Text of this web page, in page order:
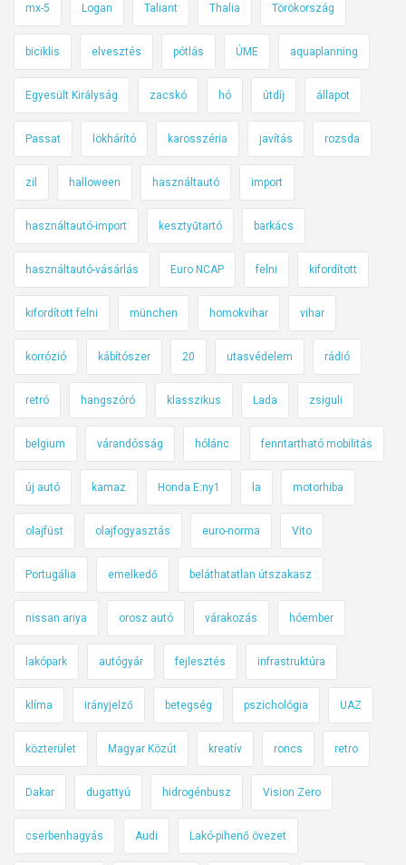
mx-5 Logan Taliant Thalia Törökország
biciklis elvesztés pótlás ÚME aquaplanning
Egyesült Királyság zacskó hó útdíj állapot
Passat lökhárító karosszéria javítás rozsda
zil halloween használtautó import
használtautó-import kesztyűtartó barkács
használtautó-vásárlás Euro NCAP felni kifordított
kifordított felni münchen homokvihar vihar
korrózió kábítószer 20 utasvédelem rádió
retró hangszóró klasszikus Lada zsiguli
belgium várandósság hólánc fenntartható mobilitás
új autó kamaz Honda E:ny1 la motorhiba
olajfüst olajfogyasztás euro-norma Vito
Portugália emelkedő beláthatatlan útszakasz
nissan ariya orosz autó várakozás hóember
lakópark autógyár fejlesztés infrastruktúra
klíma irányjelző betegség pszichológia UAZ
közterület Magyar Közút kreatív roncs retro
Dakar dugattyú hidrogénbusz Vision Zero
cserbenhagyás Audi Lakó-pihenő övezet